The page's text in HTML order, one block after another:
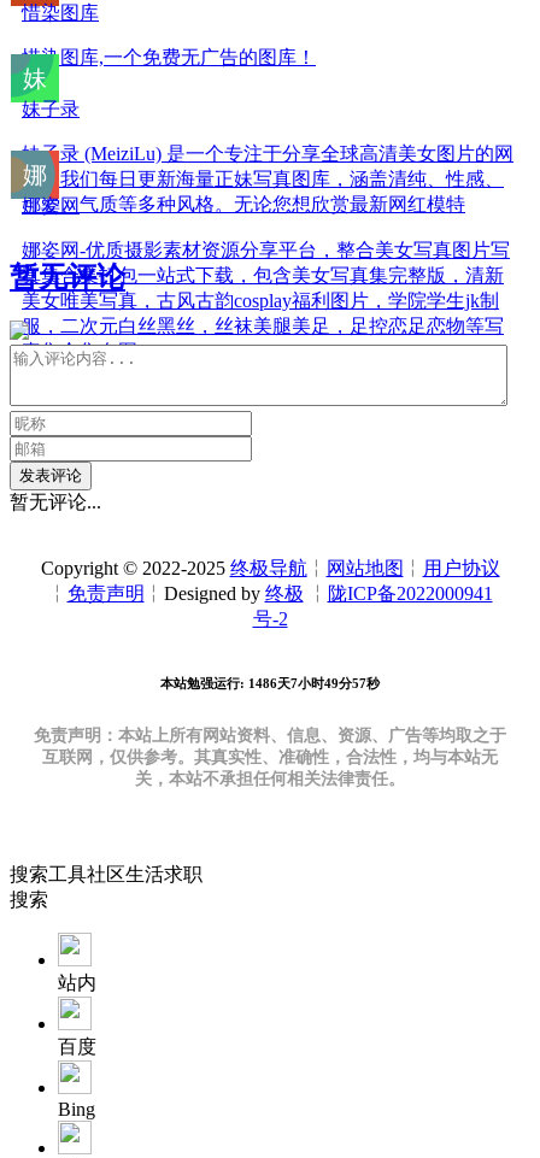
惜染图库
惜染图库,一个免费无广告的图库！
妹子录
妹子录 (MeiziLu) 是一个专注于分享全球高清美女图片的网
站。我们每日更新海量正妹写真图库，涵盖清纯、性感、
可爱、气质等多种风格。无论您想欣赏最新网红模特
娜姿网
娜姿网-优质摄影素材资源分享平台，整合美女写真图片写
真集合集打包一站式下载，包含美女写真集完整版，清新
美女唯美写真，古风古韵cosplay福利图片，学院学生jk制
服，二次元白丝黑丝，丝袜美腿美足，足控恋足恋物等写
真集合集套图。
暂无评论
发表评论
暂无评论...
Copyright © 2022-2025 终极导航 ╎ 网站地图 ╎ 用户协议
╎ 免责声明 ╎Designed by 终极 ╎ 陇ICP备2022000941
号-2
本站勉强运行: 1486天7小时49分57秒
免责声明：本站上所有网站资料、信息、资源、广告等均取之于
互联网，仅供参考。其真实性、准确性，合法性，均与本站无
关，本站不承担任何相关法律责任。
搜索工具社区生活求职
搜索
站内
百度
Bing